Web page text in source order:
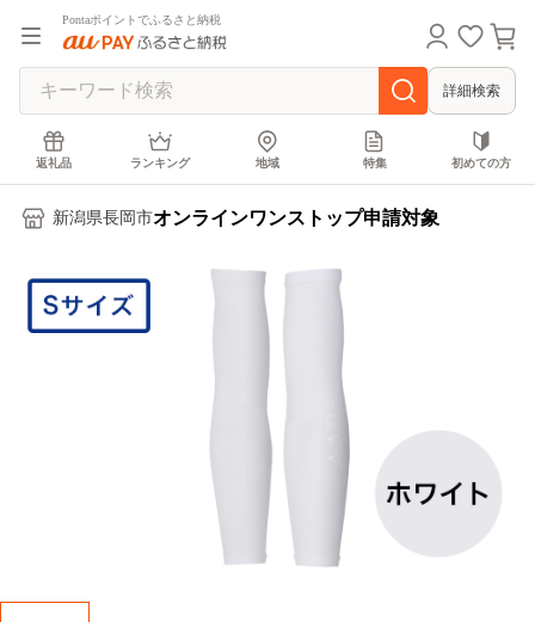
Pontaポイントでふるさと納税
詳細検索
返礼品 ランキング 地域 特集 初めての方
新潟県長岡市オンラインワンストップ申請対象